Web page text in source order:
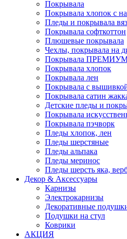
Покрывала
Покрывала хлопок с
Пледы и покрывала
Покрывала софткоттон
Плюшевые покрывала
Чехлы, покрывала на
Покрывала
Покрывала хлопок
Покрывала лен
Покрывала с
Покрывала сатин
Детские пледы и
Покрывала
Покрывала пэчворк
Пледы хлопок, лен
Пледы шерстяные
Пледы альпака
Пледы меринос
Пледы шерсть яка,
Декор & Аксессуары
Карнизы
Электрокарнизы
Декоративные
Подушки на стул
Коврики
АКЦИЯ